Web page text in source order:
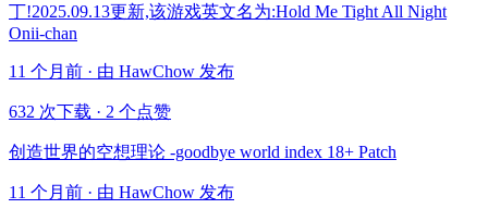
丁!2025.09.13更新,该游戏英文名为:Hold Me Tight All Night
Onii-chan
11 个月前 · 由 HawChow 发布
632 次下载 · 2 个点赞
创造世界的空想理论 -goodbye world index 18+ Patch
11 个月前 · 由 HawChow 发布